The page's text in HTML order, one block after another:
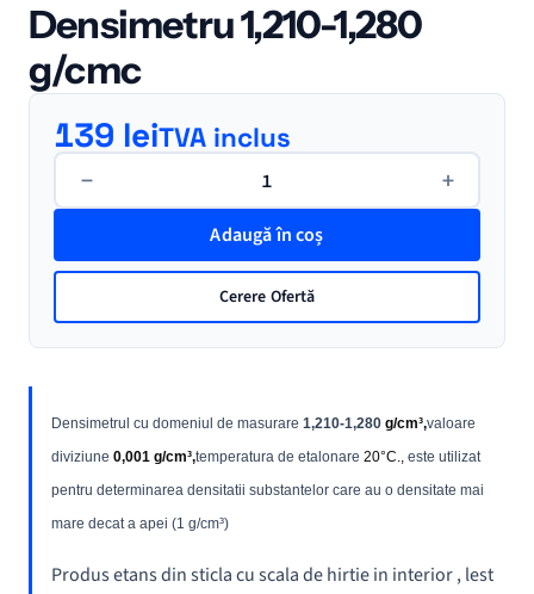
Densimetru 1,210-1,280
g/cmc
Densimetrul cu domeniul de masurare 1,210-1,280 g/cm³,valoare
diviziune 0,001 g/cm³,temperatura de etalonare 20°C., este utilizat
pentru determinarea densitatii substantelor care au o densitate mai
mare decat a apei (1 g/cm³)
Produs etans din sticla cu scala de hirtie in interior , lest
139 leiTVA inclus
−
Densimetru
1,280
+
Adaugă în coș
Cerere Ofertă